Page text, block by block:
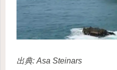
出典: Asa Steinars